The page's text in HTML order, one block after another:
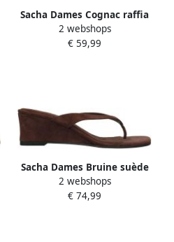
Sacha Dames Cognac raffia
slippers
2 webshops
€ 59,99
Sacha Dames Bruine suède
muiltjes met sleehak
2 webshops
€ 74,99